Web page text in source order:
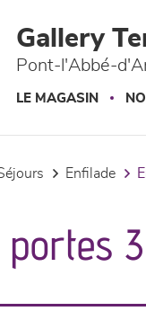
Gallery
Pont-l'Abbé-
LE MAGASIN
séjours enfilade
portes